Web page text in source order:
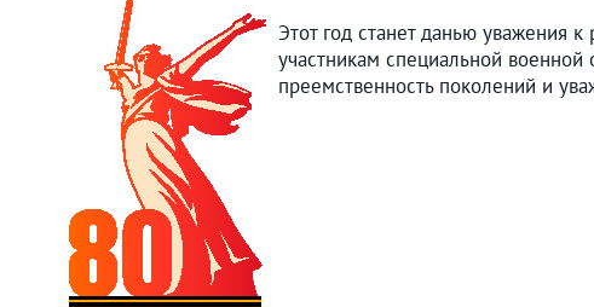
Этот год станет данью уважения
участникам специальной военной
преемственность поколений и